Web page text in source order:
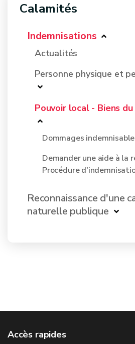
Calamités
Indemnisations
Actualités
Personne physique et
Pouvoir local - Biens
Dommages
Demander une aide à la
Procédure
Reconnaissance d'une
naturelle publique
Accès rapides